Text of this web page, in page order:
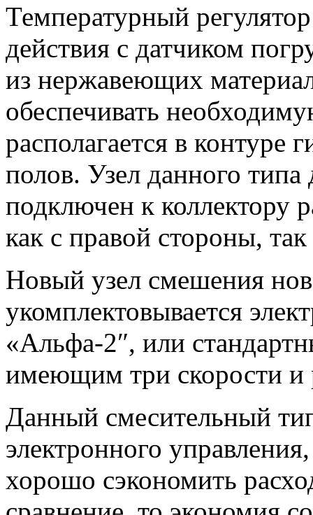
Температурный
действия с датчиком
из нержавеющих
обеспечивать
располагается в контуре
полов. Узел данного
подключен к коллектору
как с правой стороны,
Новый узел смешения
укомплектовывается
«Aльфа-2″, или
имеющим три скорости
Данный смесительный
электронного
хорошо сэкономить